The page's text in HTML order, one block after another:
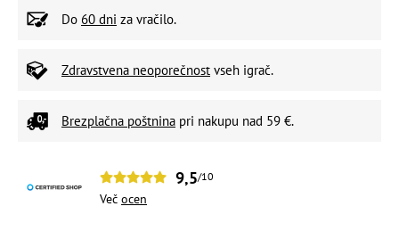
Do 60 dni za vračilo.
Zdravstvena neoporečnost vseh igrač.
Brezplačna poštnina pri nakupu nad 59 €.
9,5/10
Več ocen